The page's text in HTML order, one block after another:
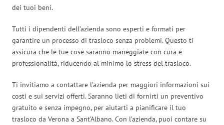
dei tuoi beni.
Tutti i dipendenti dell’azienda sono esperti e formati per
garantire un processo di trasloco senza problemi. Questo ti
assicura che le tue cose saranno maneggiate con cura e
professionalità, riducendo al minimo lo stress del trasloco.
Ti invitiamo a contattare l’azienda per maggiori informazioni sui
costi e sui servizi offerti. Saranno lieti di fornirti un preventivo
gratuito e senza impegno, per aiutarti a pianificare il tuo
trasloco da Verona a Sant’Albano. Con l’azienda, puoi contare su